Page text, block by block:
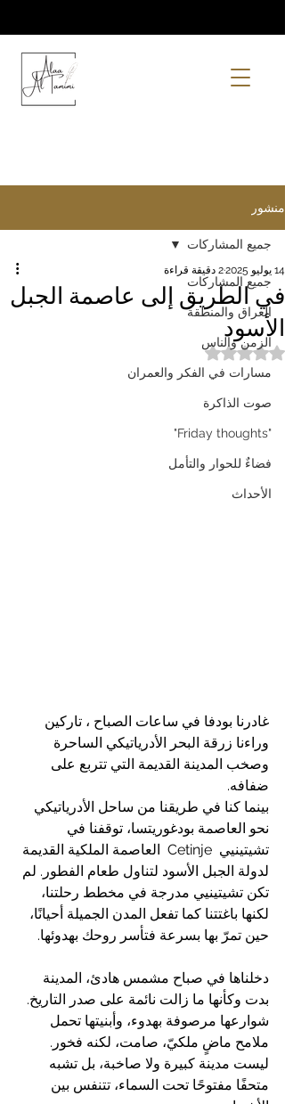
منشور
جميع المشاركات
العراق والمنطقة
الزمن والناس
مسارات في الفكر والعمران
صوت الذاكرة
"Friday thoughts"
فضاءٌ للحوار والتأمل
الأحداث
جميع المشاركات
في الطريق إلى عاصمة الجبل
الأسود
14 يوليو 2025 2 دقيقة قراءة
تم التقييم بـ ليس رقمًا من أصل 5 نجوم.
غادرنا بودفا في ساعات الصباح ، تاركين
وراءنا زرقة البحر الأدرياتيكي الساحرة
وصخب المدينة القديمة التي تتربع على
ضفافه.
بينما كنا في طريقنا من ساحل الأدرياتيكي
نحو العاصمة بودغوريتسا، توقفنا في
تشيتينيي  Cetinje  العاصمة الملكية القديمة
لدولة الجبل الأسود لتناول طعام الفطور. لم
تكن تشيتينيي مدرجة في مخطط رحلتنا،
لكنها باغتتنا كما تفعل المدن الجميلة أحيانًا،
حين تمرّ بها بسرعة فتأسر روحك بهدوئها.
دخلناها في صباح مشمس هادئ، المدينة
بدت وكأنها ما زالت نائمة على صدر التاريخ.
شوارعها مرصوفة بهدوء، وأبنيتها تحمل
ملامح ماضٍ ملكيّ، صامت، لكنه فخور.
ليست مدينة كبيرة ولا صاخبة، بل تشبه
متحفًا مفتوحًا تحت السماء، تتنفس بين